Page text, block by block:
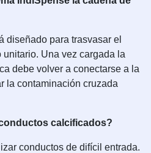
diseñado para trasvasar el
Una vez cargada la
debe volver a conectarse a la
la contaminación cruzada
calcificados?
conductos de difícil entrada.